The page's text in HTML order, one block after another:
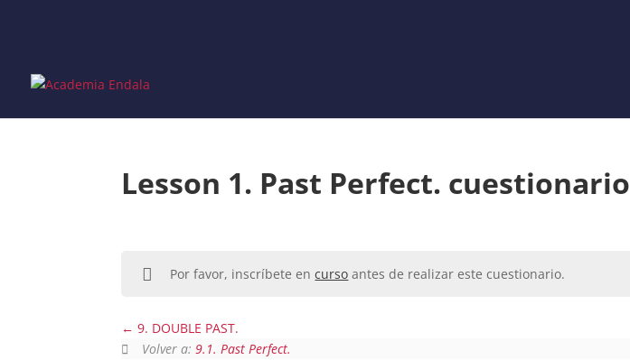
Lesson 1. Past Perfect. cuestionario
Por favor, inscríbete encurso antes de realizar este cuestionario.
9. DOUBLE PAST.
Volver a:9.1. Past Perfect.